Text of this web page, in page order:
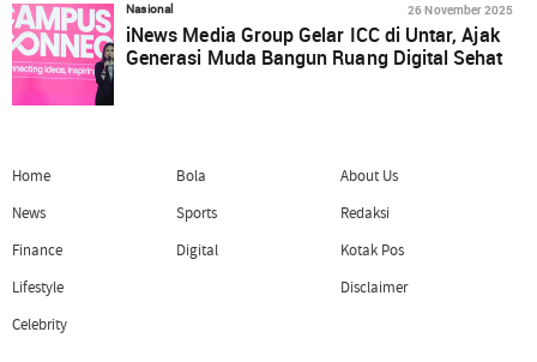
Nasional 26 November 2025
iNews Media Group Gelar ICC di Untar, Ajak
Generasi Muda Bangun Ruang Digital Sehat
Home
News
Finance
Lifestyle
Celebrity
Bola
Sports
Digital
About Us
Redaksi
Kotak Pos
Disclaimer